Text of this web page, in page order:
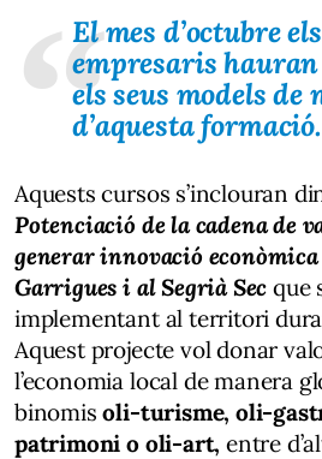
El mes d’octubre
empresaris
els seus models de
d’aquesta formació.
Aquests cursos s’inclouran
Potenciació de la cadena de
generar innovació
Garrigues i al Segrià Sec que
implementant al territori
Aquest projecte vol donar
l’economia local de manera
binomisoli-turisme, oli-
patrimoni o oli-art,entre